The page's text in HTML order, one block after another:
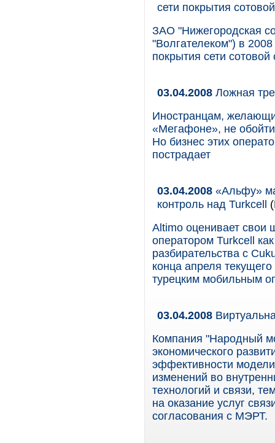
сети покрытия
ЗАО "Нижегородская
"Волгателеком") в
покрытия сети сотовой
03.04.2008 Ложная
Иностранцам,
«Мегафоне», не
Но бизнес этих
пострадает
03.04.2008 «Альфу»
контроль над Turkcell
Altimo оценивает свои
оператором Turkcell
разбирательства с
конца апреля
турецким мобильным
03.04.2008
Компания "Народный
экономического
эффективности
изменений во
технологий и связи,
на оказание услуг
согласования с МЭРТ.